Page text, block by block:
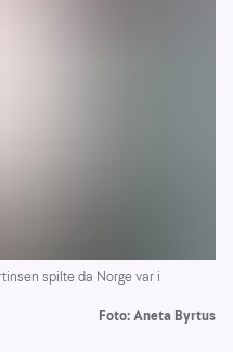
spilte da Norge var i
Foto: Aneta Byrtus